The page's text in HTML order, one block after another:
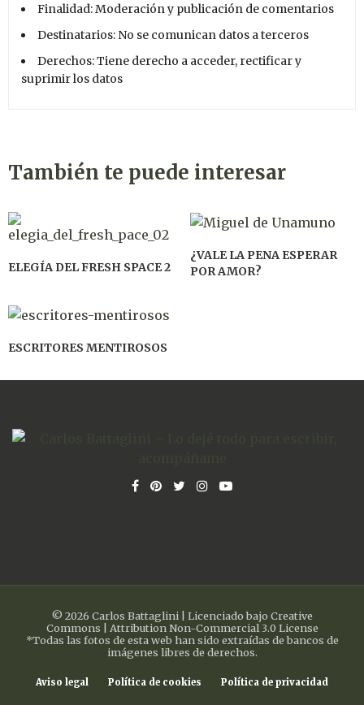
Finalidad: Moderación y publicación de comentarios
Destinatarios: No se comunican datos a terceros
Derechos: Tiene derecho a acceder, rectificar y
suprimir los datos
También te puede interesar
ELEGÍA DEL FRESH SPACE 2
¿VALE LA PENA ESPERAR
POR AMOR?
ESCRITORES MENTIROSOS
© 2026 Carlos Battaglini | Licenciado bajo Creative
Commons | Attribution Non-Commercial 3.0 License
*Todas las fotos de esta web han sido extraídas de bancos de
imágenes libres de derechos.
Aviso legal Política de cookies Política de privacidad